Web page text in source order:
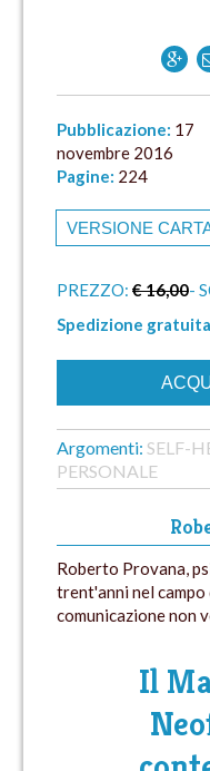
Pubblicazione: 17
novembre 2016
Pagine: 224
PREZZO: € 16,00-
Spedizione gratuita
Argomenti: SELF-
PERSONALE
Roberto Provana,
trent'anni nel
comunicazione non
Il